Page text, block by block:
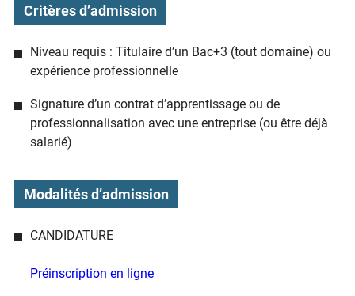
Critères d’admission
Niveau requis : Titulaire d’un Bac+3 (tout domaine) ou
expérience professionnelle
Signature d’un contrat d’apprentissage ou de
professionnalisation avec une entreprise (ou être déjà
salarié)
Modalités d’admission
CANDIDATURE
Préinscription en ligne